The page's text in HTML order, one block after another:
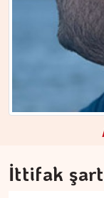
İttifak şart
ERDEM İLBEYİ
Devleti ayakta